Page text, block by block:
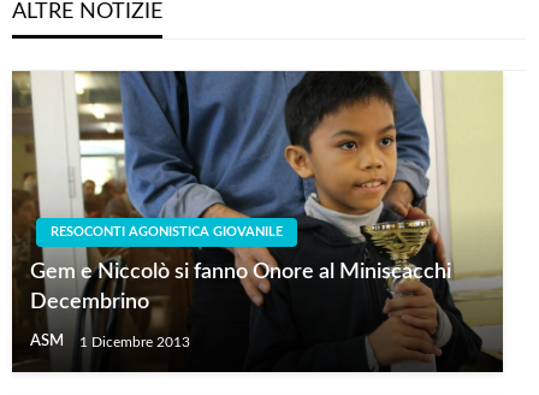
ALTRE NOTIZIE
RESOCONTI AGONISTICA GIOVANILE
Gem e Niccolò si fanno Onore al Miniscacchi
Decembrino
ASM 1 Dicembre 2013